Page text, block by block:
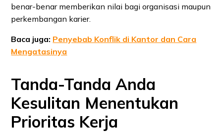
benar-benar memberikan nilai bagi organisasi maupun
perkembangan karier.
Baca juga: Penyebab Konflik di Kantor dan Cara
Mengatasinya
Tanda-Tanda Anda
Kesulitan Menentukan
Prioritas Kerja